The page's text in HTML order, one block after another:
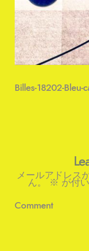
Billes-18202-Bleu-
メールアドレス
ん。 ※ が付
Comment